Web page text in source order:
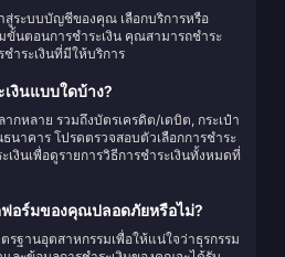
สู่ระบบบัญชีของคุณ เลือกบริการหรือ
นตอนการชำระเงิน คุณสามารถชำระ
ชำระเงินที่มีให้บริการ
งินแบบใดบ้าง?
ากหลาย รวมถึงบัตรเครดิต/เดบิต, กระเป๋า
นาคาร โปรดตรวจสอบตัวเลือกการชำระ
เงินเพื่อดูรายการวิธีการชำระเงินทั้งหมดที่
อร์มของคุณปลอดภัยหรือไม่?
รฐานอุตสาหกรรมเพื่อให้แน่ใจว่าธุรกรรม